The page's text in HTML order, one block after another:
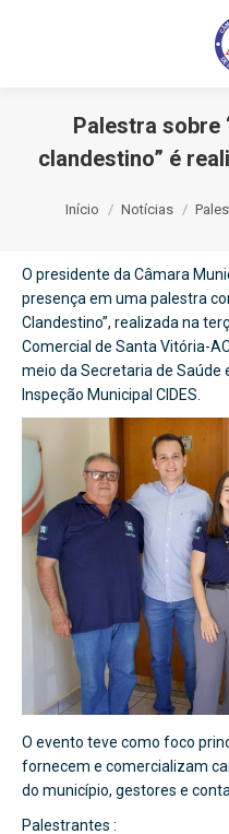
Palestra sobre
clandestino” é
Início Notícias
O presidente da Câmara
presença em uma palestra
Clandestino”, realizada na
Comercial de Santa Vitória-
meio da Secretaria de Saúde
Inspeção Municipal CIDES.
O evento teve como foco
fornecem e comercializam
do município, gestores e
Palestrantes :